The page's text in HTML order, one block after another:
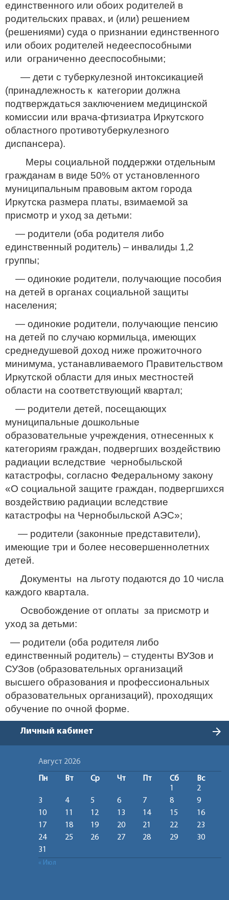
единственного или обоих родителей в
родительских правах, и (или) решением
(решениями) суда о признании единственного
или обоих родителей недееспособными
или ограниченно дееспособными;
— дети с туберкулезной интоксикацией
(принадлежность к категории должна
подтверждаться заключением медицинской
комиссии или врача-фтизиатра Иркутского
областного противотуберкулезного
диспансера).
Меры социальной поддержки отдельным
гражданам в виде 50% от установленного
муниципальным правовым актом города
Иркутска размера платы, взимаемой за
присмотр и уход за детьми:
— родители (оба родителя либо
единственный родитель) – инвалиды 1,2
группы;
— одинокие родители, получающие пособия
на детей в органах социальной защиты
населения;
— одинокие родители, получающие пенсию
на детей по случаю кормильца, имеющих
среднедушевой доход ниже прожиточного
минимума, устанавливаемого Правительством
Иркутской области для иных местностей
области на соответствующий квартал;
— родители детей, посещающих
муниципальные дошкольные
образовательные учреждения, отнесенных к
категориям граждан, подвергших воздействию
радиации вследствие чернобыльской
катастрофы, согласно Федеральному закону
«О социальной защите граждан, подвергшихся
воздействию радиации вследствие
катастрофы на Чернобыльской АЭС»;
— родители (законные представители),
имеющие три и более несовершеннолетних
детей.
Документы на льготу подаются до 10 числа
каждого квартала.
Освобождение от оплаты за присмотр и
уход за детьми:
— родители (оба родителя либо
единственный родитель) – студенты ВУЗов и
СУЗов (образовательных организаций
высшего образования и профессиональных
образовательных организаций), проходящих
обучение по очной форме.
Личный кабинет arrow_forward
Август 2026
Пн Вт Ср Чт Пт Сб
Вс
1
2
3
4 5 6 7 8
9
10
11 12 13 14 15
16
17
18 19 20 21 22
23
24
25 26 27 28 29
30
31
« Июл